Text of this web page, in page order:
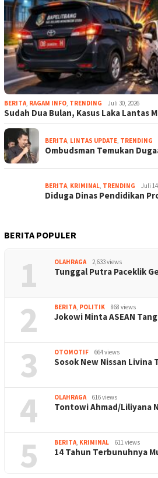
BERITA, RAGAM INFO, TRENDING Juli 30, 2026
Sudah Dua Bulan, Kasus Laka Lantas
BERITA, LINTAS UPDATE, TRENDING
Ombudsman Temukan
BERITA, KRIMINAL, TRENDING Juli
Diduga Dinas Pendidikan
BERITA POPULER
1 OLAHRAGA 2,633 views
Tunggal Putra Paceklik
2 BERITA, POLITIK 868 views
Jokowi Minta ASEAN
3 OTOMOTIF 664 views
Sosok New Nissan Livina
4 OLAHRAGA 616 views
Tontowi Ahmad/Liliyana
5 BERITA, KRIMINAL 611 views
14 Tahun Terbunuhnya